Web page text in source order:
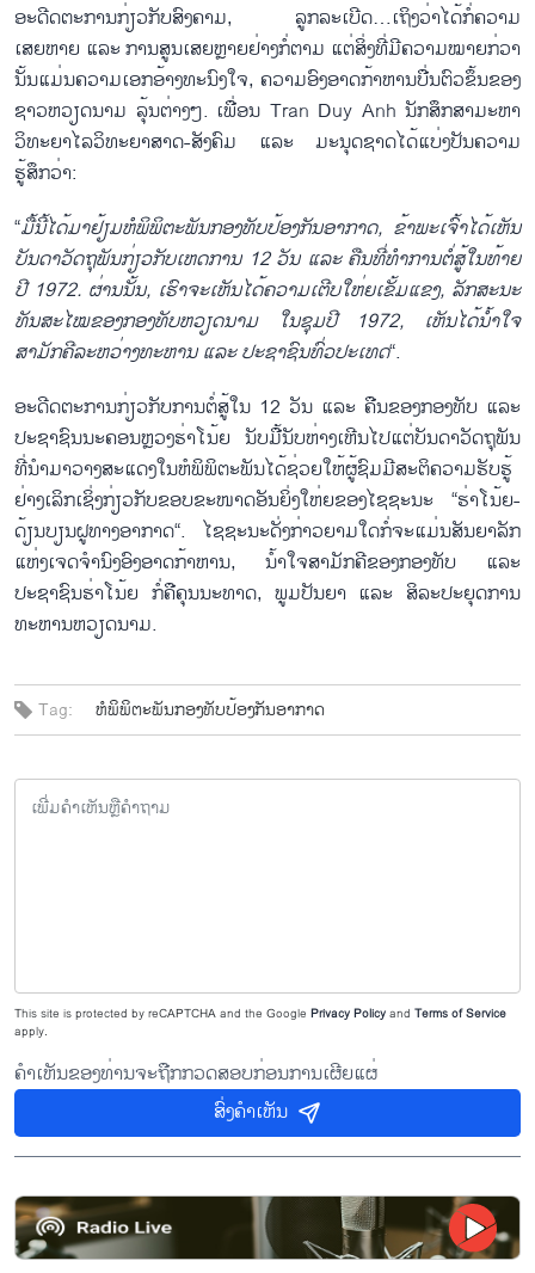
ອະດີດຕະການ​ກ່ຽວ​ກັບ​ສົງຄາມ, ລູກ​ລະ​ເບີດ…​ເຖິງ​ວ່າ​​ໄດ້​ກໍ່ຄວາມ​
ເສຍຫາຍ ​ແລະ ການ​ສູນ​ເສຍ​ຫຼາຍ​ຢ່າງ​ກໍ່ຕາມ ​ແຕ່​ສິ່ງ​ທີ່​ມີ​ຄວາມ​ໝາຍ​ກ່ວາ
ນັ້ນ​ແມ່ນ​ຄວາ​ມ​ເອກອ້າງ​ທະ​ນົງ​ໃຈ, ຄວາມ​ອົງອາດ​ກ້າຫານ​ບື່ນຕົວ​ຂຶ້ນ​ຂອງ​
ຊາວ​ຫວຽດນາມ ລຸ້ນຕ່າງໆ. ​ເພື່ອນ Tran Duy Anh ນັກ​ສຶກສາ​ມະຫາ
ວິທະຍາ​ໄລ​ວິທະຍາສາດ-​ສັງຄົມ ​ແລະ ມະນຸດຊາດ​ໄດ້​ແບ່ງປັນ​ຄວາມ​
ຮູ້ສຶກ​ວ່າ:
“​ມື້​ນີ້​ໄດ້​ມາ​ຢ້ຽມຫໍພິພິຕະພັນ​ກອງທັບ​ປ້ອງ​ກັນ​ອາກາດ, ຂ້າພະ​ເຈົ້າ​ໄດ້​ເຫັນ​
ບັນດາ​ວັດຖຸ​ພັນ​ກ່ຽວ​ກັບ​ເຫດການ 12 ວັນ ​ແລະ ຄືນ​ທີ່ທຳ​ການ​ຕໍ່ສູ້​ໃນ​ທ້າຍ​
ປີ 1972. ຜ່ານ​ນັ້ນ, ​ເຮົາ​ຈະ​ເຫັນ​ໄດ້​ຄວາມ​ເຕີບ​ໃຫ່ຍ​ເຂັ້ມ​ແຂງ, ລັກສະນະ​
ທັນ​ສະ​ໄໝ​ຂອງ​ກອງທັບ​ຫວຽດນາມ ​ໃນ​ຊຸມ​ປີ 1972, ​ເຫັນ​ໄດ້​ນ້ຳໃຈ​
ສາມັກຄີ​ລະຫວ່າງ​ທະຫານ ​ແລະ ປະຊາຊົນ​ທົ່ວ​ປະ​ເທດ“.
ອະດີດຕະການ​ກ່ຽວ​ກັບການ​ຕໍ່ສູ້​ໃນ 12 ວັນ ​ແລະ ຄືນ​ຂອງ​ກອງທັບ ​ແລະ
ປະຊາຊົນ​ນະຄອນຫຼວງ​ຮ່າ​ໂນ້ຍ ນັບ​ມື້​ນັບ​ຫ່າງ​ເຫີ​ນໄປ​ແຕ່​ບັນດາ​ວັດ​ຖຸພັນ​
ທີ່ນຳ​ມາ​ວາງສະ​ແດງ​​ໃນ​ຫໍພິພິຕະພັນ​ໄດ້​ຊ່ວຍ​ໃຫ້​ຜູ້​ຊົມ​ມີ​ສະຕິ​ຄວາມ​ຮັບ​ຮູ້​
ຢ່າງ​ເລິກ​ເຊິ່ງກ່ຽວ​ກັບ​ຂອບ​ຂະໜາດ​ອັນ​ຍິ່ງ​ໃຫ່ຍຂອງ​ໄຊຊະນະ “ຮ່າ​ໂນ້ຍ-
ດ້ຽນບຽນ​ຝູທາງ​ອາກາດ“. ​ໄຊຊະນະ​ດັ່ງກ່າວ​ຍາມ​ໃດ​ກໍ່​ຈະ​ແມ່ນ​ສັນຍາ​ລັກ​​
ແຫ່ງ​ເຈດ​ຈຳນົງ​ອົງອາດ​ກ້າຫານ, ​ນ້ຳ​ໃຈ​ສາມັກຄີ​ຂອງ​ກອງທັບ ​ແລະ
ປະຊາຊົນ​ຮ່າ​ໂນ້ຍ ກໍ່​ຄື​ຄຸນ​ນະ​ທາດ, ພູມ​ປັນຍາ ​ແລະ ສິລະ​ປະຍຸດ​ການ​
ທະຫານ​ຫວຽດນາມ.
Tag: ຫໍພິພິຕະພັນກອງທັບປ້ອງກັນອາກາດ
This site is protected by reCAPTCHA and the Google Privacy Policyand Terms of Service
apply.
ຄຳເຫັນຂອງທ່ານຈະຖືກກວດສອບກ່ອນການເຜີຍແຜ່
ສົ່ງຄຳເຫັນ